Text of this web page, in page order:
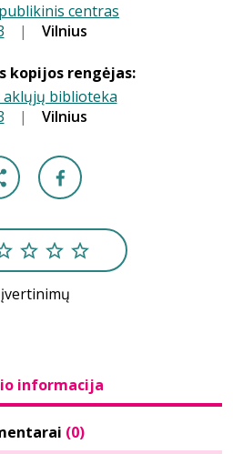
centras
| Vilnius
kopijos rengėjas:
aklųjų biblioteka
| Vilnius
informacija
(0)